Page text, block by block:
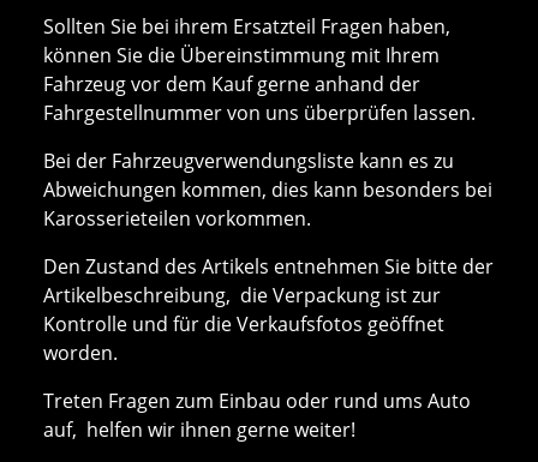
Sollten Sie bei ihrem Ersatzteil Fragen haben,
können Sie die Übereinstimmung mit Ihrem
Fahrzeug vor dem Kauf gerne anhand der
Fahrgestellnummer von uns überprüfen lassen.
Bei der Fahrzeugverwendungsliste kann es zu
Abweichungen kommen, dies kann besonders bei
Karosserieteilen vorkommen.
Den Zustand des Artikels entnehmen Sie bitte der
Artikelbeschreibung, die Verpackung ist zur
Kontrolle und für die Verkaufsfotos geöffnet
worden.
Treten Fragen zum Einbau oder rund ums Auto
auf, helfen wir ihnen gerne weiter!